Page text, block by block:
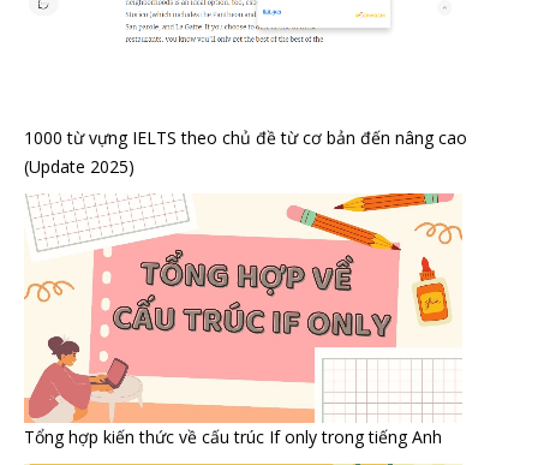
1000 từ vựng IELTS theo chủ đề từ cơ bản đến nâng cao
(Update 2025)
Tổng hợp kiến thức về cấu trúc If only trong tiếng Anh